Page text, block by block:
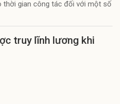
thời gian công tác đối với một số
truy lĩnh lương khi